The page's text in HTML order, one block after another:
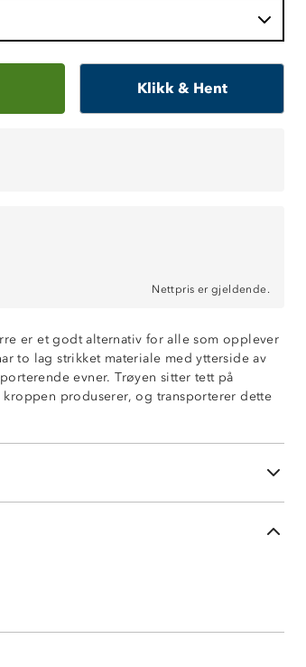
Klikk & Hent
Nettpris er gjeldende.
er et godt alternativ for alle som opplever
to lag strikket materiale med ytterside av
evner. Trøyen sitter tett på
produserer, og transporterer dette
merinoull / 90% polyester